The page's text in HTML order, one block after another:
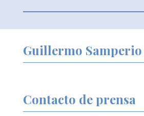
Guillermo Samperio
Contacto de prensa